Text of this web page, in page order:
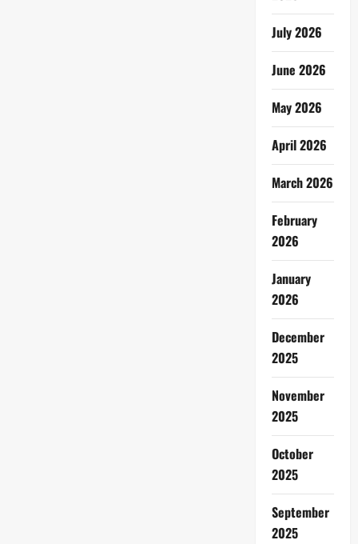
July 2026
June 2026
May 2026
April 2026
March 2026
February
2026
January
2026
December
2025
November
2025
October
2025
September
2025